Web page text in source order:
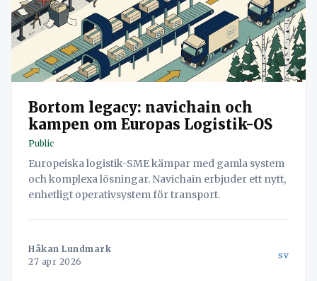
Bortom legacy: navichain och
kampen om Europas Logistik-OS
Public
Europeiska logistik-SME kämpar med gamla system
och komplexa lösningar. Navichain erbjuder ett nytt,
enhetligt operativsystem för transport.
Håkan Lundmark
27 apr 2026
sv